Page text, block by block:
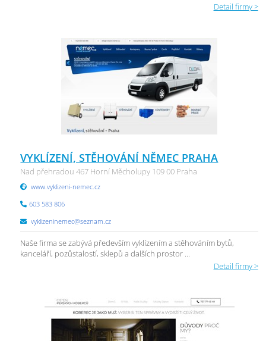
Detail firmy >
VYKLÍZENÍ, STĚHOVÁNÍ NĚMEC PRAHA
Nad přehradou 467 Horní Měcholupy 109 00 Praha
www.vyklizeni-nemec.cz
603 583 806
vyklizeninemec@seznam.cz
Naše firma se zabývá především vyklízením a stěhováním bytů,
kanceláří, pozůstalostí, sklepů a dalších prostor ...
Detail firmy >